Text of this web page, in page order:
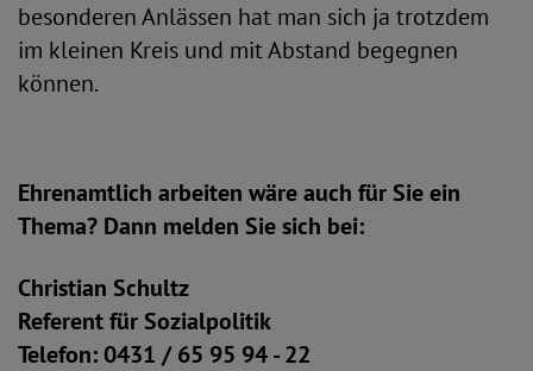
besonderen Anlässen hat man sich ja trotzdem
im kleinen Kreis und mit Abstand begegnen
können.
Ehrenamtlich arbeiten wäre auch für Sie ein
Thema? Dann melden Sie sich bei:
Christian Schultz
Referent für Sozialpolitik
Telefon: 0431 / 65 95 94 - 22